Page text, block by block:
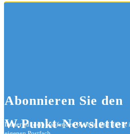
Abonnieren Sie den
W.Punkt-Newsletter
Immer auf dem Laufenden bleiben und direkt